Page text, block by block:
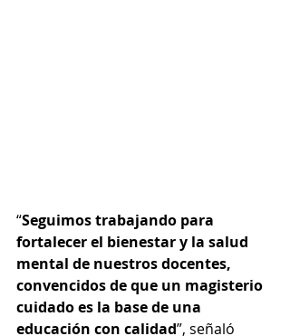
“Seguimos trabajando para
fortalecer el bienestar y la salud
mental de nuestros docentes,
convencidos de que un magisterio
cuidado es la base de una
educación con calidad”, señaló